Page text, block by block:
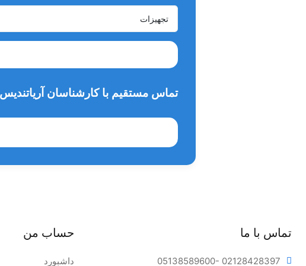
تماس مستقیم با کارشناسان
تماس با ما
05138589600- 02128428397
حساب من
داشبورد